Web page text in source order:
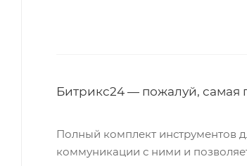
Битрикс24 — пожалуй, самая
Полный комплект инструментов
коммуникации с ними и